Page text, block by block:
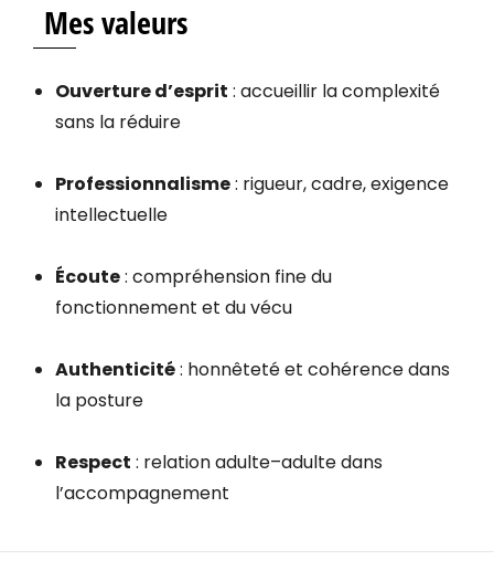
Mes valeurs
Ouverture d’esprit : accueillir la complexité
sans la réduire
Professionnalisme: rigueur, cadre, exigence
intellectuelle
Écoute: compréhension fine du
fonctionnement et du vécu
Authenticité: honnêteté et cohérence dans
la posture
Respect : relation adulte–adulte dans
l’accompagnement